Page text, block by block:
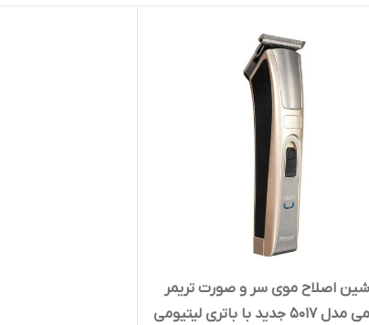
اصلاح موی سر و صورت تریمر
جدید با باتری لیتیومی